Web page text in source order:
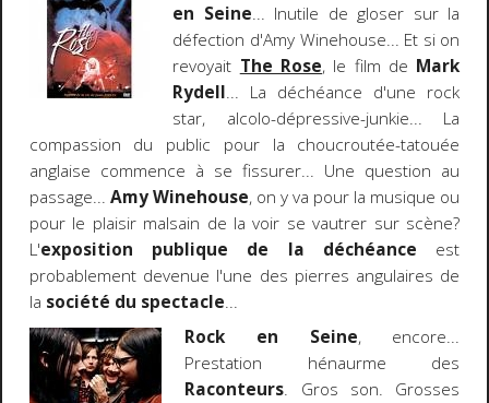
en Seine... Inutile de gloser sur la
défection d'Amy Winehouse... Et si on
revoyait The Rose, le film de Mark
Rydell... La déchéance d'une rock
star, alcolo-dépressive-junkie... La
compassion du public pour la choucroutée-tatouée
anglaise commence à se fissurer... Une question au
passage... Amy Winehouse, on y va pour la musique ou
pour le plaisir malsain de la voir se vautrer sur scène?
L'exposition publique de la déchéance est
probablement devenue l'une des pierres angulaires de
la société du spectacle...
Rock en Seine, encore...
Prestation hénaurme des
Raconteurs. Gros son. Grosses